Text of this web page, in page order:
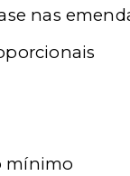
nas
mínimo